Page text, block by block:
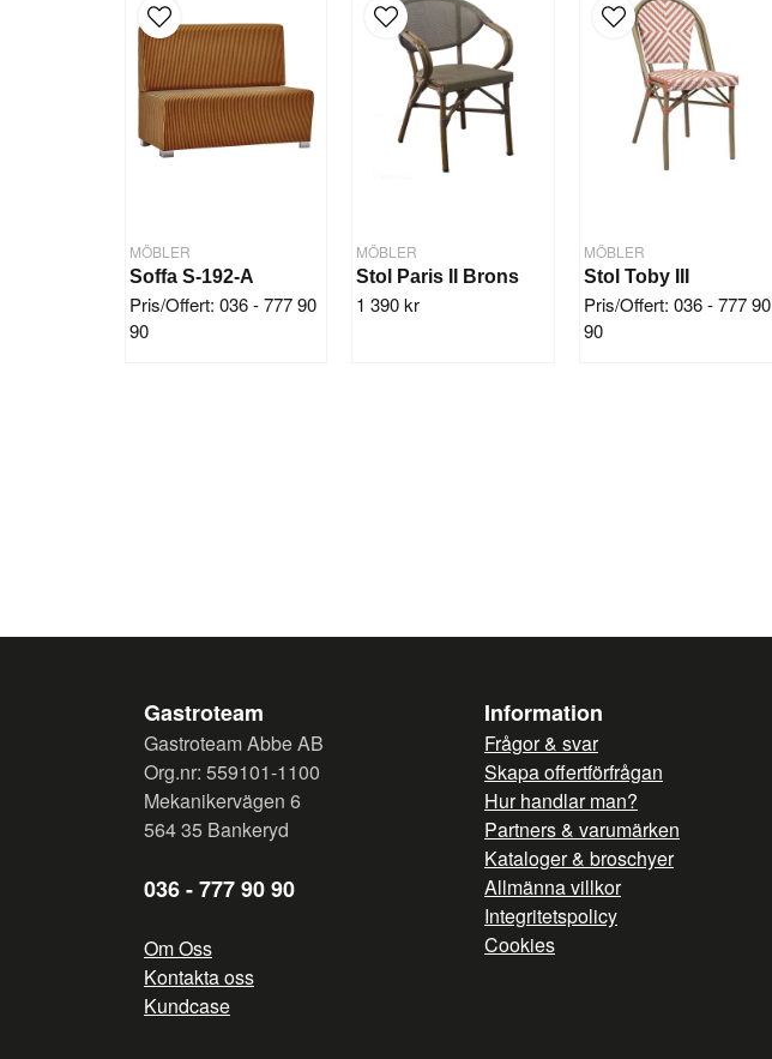
MÖBLER
Soffa S-192-A
Pris/Offert: 036 - 777 90
90
MÖBLER
Stol Paris II Brons
1 390 kr
MÖBLER
Stol Toby III
Pris/Offert: 036 - 777 90
90
Gastroteam
Gastroteam Abbe AB
Org.nr: 559101-1100
Mekanikervägen 6
564 35 Bankeryd
036 - 777 90 90
Om Oss
Kontakta oss
Kundcase
Information
Frågor & svar
Skapa offertförfrågan
Hur handlar man?
Partners & varumärken
Kataloger & broschyer
Allmänna villkor
Integritetspolicy
Cookies